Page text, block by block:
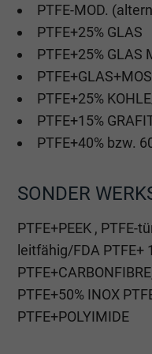
PTFE-MOD.
PTFE+25% GLAS
PTFE+25%
PTFE+25%
PTFE+15%
PTFE+40% bzw.
SONDER
PTFE+PEEK , PTFE-
leitfähig/FDA PTFE+
PTFE+50% INOX
PTFE+POLYIMIDE